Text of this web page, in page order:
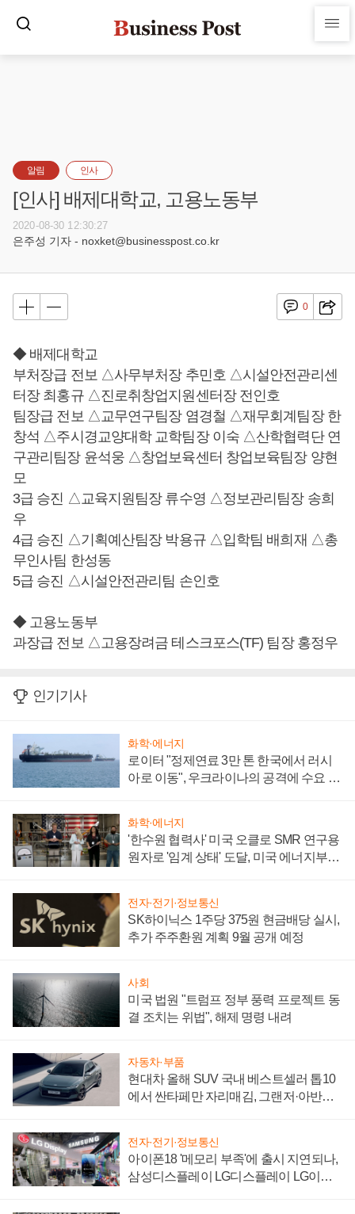
알림 인사
[인사] 배제대학교, 고용노동부
2020-08-30 12:30:27
은주성 기자 - noxket@businesspost.co.kr
0
◆ 배제대학교
부처장급 전보 △사무부처장 추민호 △시설안전관리센
터장 최홍규 △진로취창업지원센터장 전인호
팀장급 전보 △교무연구팀장 염경철 △재무회계팀장 한
창석 △주시경교양대학 교학팀장 이숙 △산학협력단 연
구관리팀장 윤석웅 △창업보육센터 창업보육팀장 양현
모
3급 승진 △교육지원팀장 류수영 △정보관리팀장 송희
우
4급 승진 △기획예산팀장 박용규 △입학팀 배희재 △총
무인사팀 한성동
5급 승진 △시설안전관리팀 손인호
◆ 고용노동부
과장급 전보 △고용장려금 테스크포스(TF) 팀장 홍정우
인기기사
화학·에너지
로이터 "정제연료 3만 톤 한국에서 러시
아로 이동", 우크라이나의 공격에 수요 늘
화학·에너지
'한수원 협력사' 미국 오클로 SMR 연구용
원자로 '임계 상태' 도달, 미국 에너지부
전자·전기·정보통신
SK하이닉스 1주당 375원 현금배당 실시,
추가 주주환원 계획 9월 공개 예정
사회
미국 법원 "트럼프 정부 풍력 프로젝트 동
결 조치는 위법", 해제 명령 내려
자동차·부품
현대차 올해 SUV 국내 베스트셀러 톱10
에서 싼타페만 자리매김, 그랜저·아반떼
전자·전기·정보통신
아이폰18 '메모리 부족'에 출시 지연되나,
삼성디스플레이 LG디스플레이 LG이노